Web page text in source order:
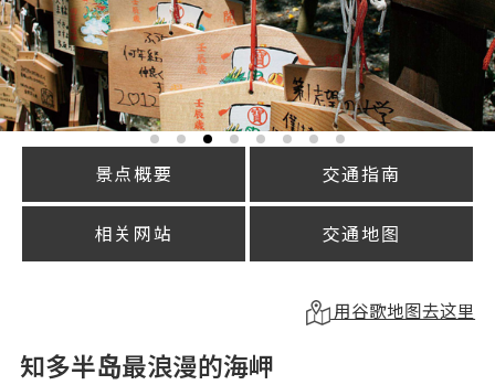
景点概要 交通指南
相关网站 交通地图
用谷歌地图去这里
知多半岛最浪漫的海岬